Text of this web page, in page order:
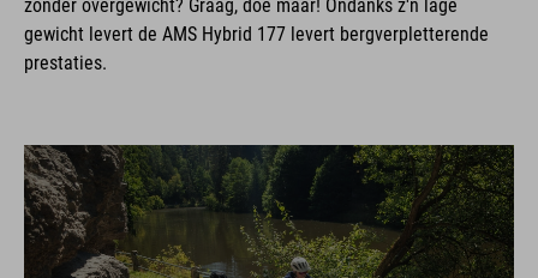
zonder overgewicht? Graag, doe maar! Ondanks z'n lage
gewicht levert de AMS Hybrid 177 levert bergverpletterende
prestaties.